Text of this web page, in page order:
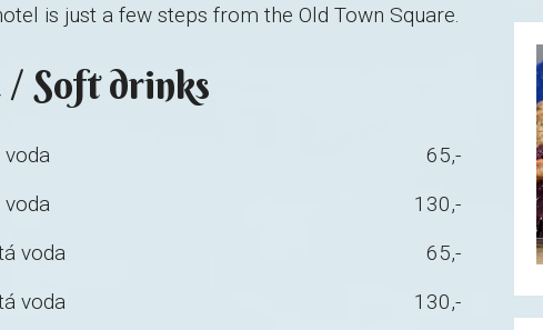
is just a few steps from the Old Town Square.
Soft drinks
65,-
130,-
voda
65,-
voda
130,-